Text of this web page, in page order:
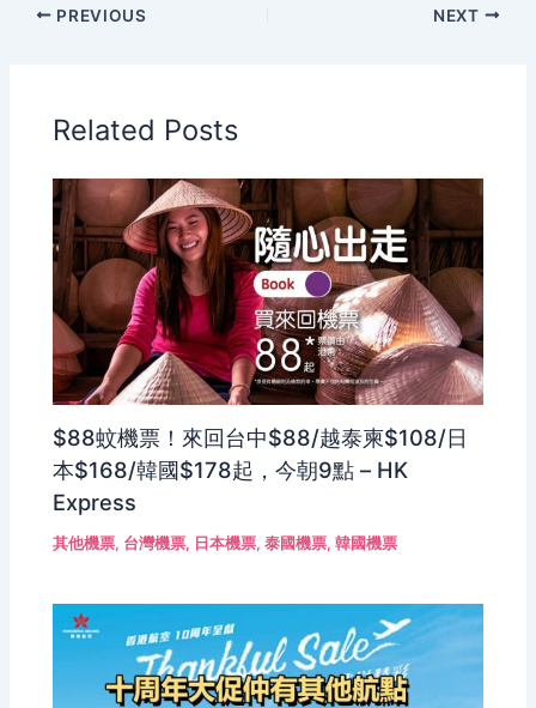
PREVIOUS NEXT
Related Posts
$88蚊機票！來回台中$88/越泰柬$108/日
本$168/韓國$178起，今朝9點 – HK
Express
其他機票, 台灣機票, 日本機票,泰國機票,韓國機票